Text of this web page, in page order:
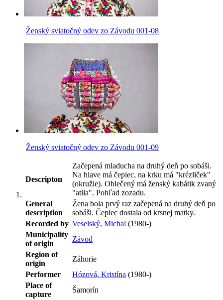
Ženský sviatočný odev zo Závodu 001-08
Ženský sviatočný odev zo Závodu 001-09
Descripton
Začepená mladucha na druhý deň po sobáši.
Na hlave má čepiec, na krku má "krézliček"
(okružie). Oblečený má ženský kabátik zvaný
"atila". Pohľad zozadu.
General
description
Žena bola prvý raz začepená na druhý deň po
sobáši. Čepiec dostala od krsnej matky.
Recorded by Veselský, Michal (1980-)
Municipality
of origin
Závod
Region of
origin
Záhorie
Performer
Hózová, Kristína (1980-)
Place of
capture
Šamorín